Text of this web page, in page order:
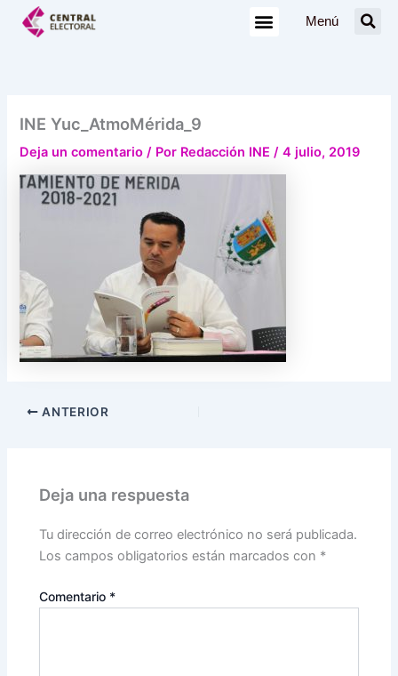
Menú
INE Yuc_AtmoMérida_9
Deja un comentario / Por Redacción INE/4 julio, 2019
ANTERIOR
Deja una respuesta
Tu dirección de correo electrónico no será publicada.
Los campos obligatorios están marcados con *
Comentario *